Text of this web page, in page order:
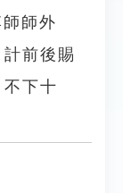
師外
前後賜
下十